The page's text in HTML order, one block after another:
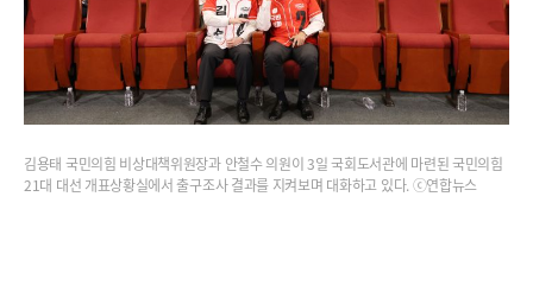
김용태 국민의힘 비상대책위원장과 안철수 의원이 3일 국회도서관에 마련된 국민의힘
21대 대선 개표상황실에서 출구조사 결과를 지켜보며 대화하고 있다. ⓒ연합뉴스